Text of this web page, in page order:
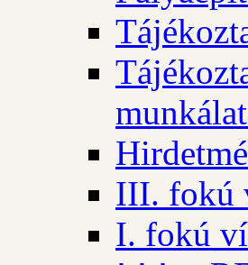
III. fokú
I. fokú